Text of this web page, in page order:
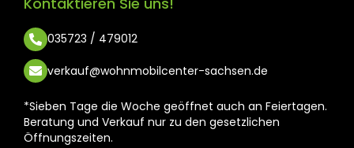
035723 / 479012
verkauf@wohnmobilcenter-sachsen.de
*Sieben Tage die Woche geöffnet auch an Feiertagen.
Beratung und Verkauf nur zu den gesetzlichen
Öffnungszeiten.